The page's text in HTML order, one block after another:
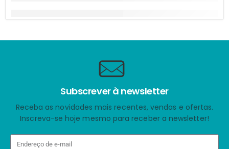
Subscrever à newsletter
Receba as novidades mais recentes, vendas e ofertas.
Inscreva-se hoje mesmo para receber a newsletter!